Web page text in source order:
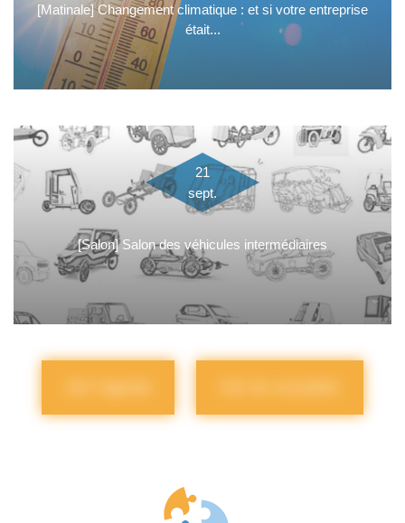
[Matinale] Changement climatique : et si votre entreprise
était...
21
sept.
[Salon] Salon des véhicules intermédiaires